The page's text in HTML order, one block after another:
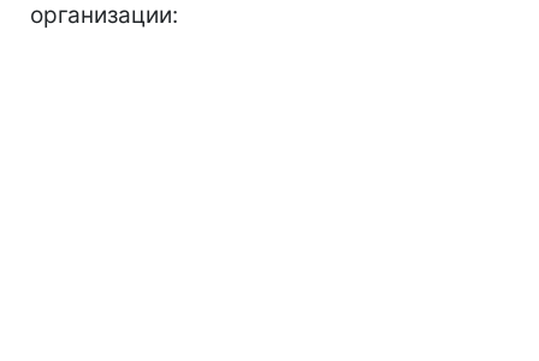
организации: